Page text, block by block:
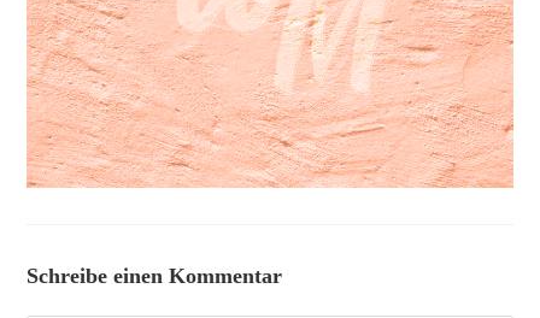
Schreibe einen Kommentar